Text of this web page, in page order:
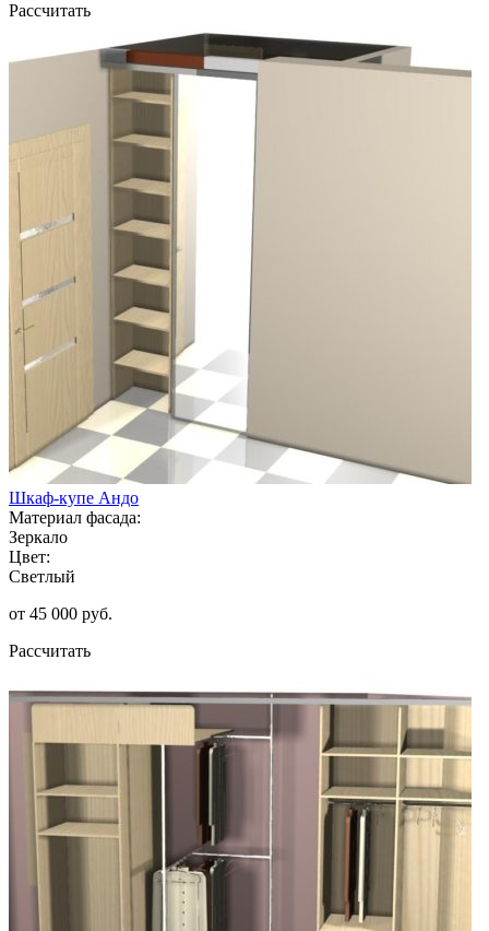
Рассчитать
Шкаф-купе Андо
Материал фасада:
Зеркало
Цвет:
Светлый
от 45 000 руб.
Рассчитать